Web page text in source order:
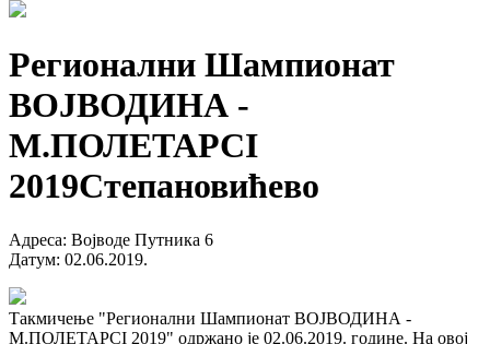
Регионални Шампионат
ВОЈВОДИНА -
М.ПОЛЕТАРCI
2019Степановићево
Адреса: Војводе Путника 6
Датум: 02.06.2019.
Такмичење "Регионални Шампионат ВОЈВОДИНА -
М.ПОЛЕТАРCI 2019" одржано је 02.06.2019. године. На овој